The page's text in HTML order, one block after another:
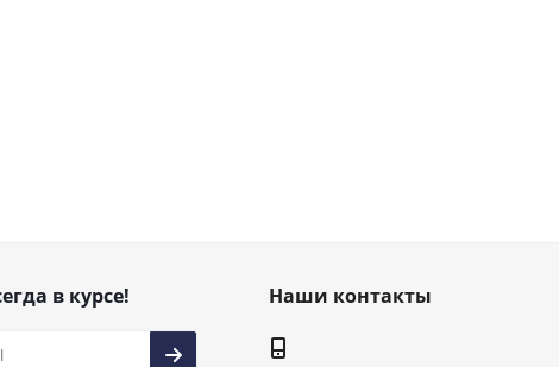
в курсе! Наши контакты